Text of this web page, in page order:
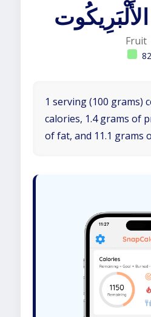
Fruit
1 serving (100 grams)
calories, 1.4 grams of
of fat, and 11.1 grams